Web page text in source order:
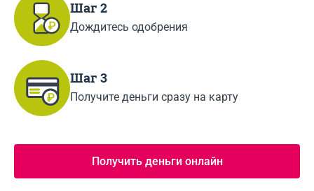
Шаг 2
Дождитесь одобрения
Шаг 3
Получите деньги сразу на карту
Получить деньги онлайн